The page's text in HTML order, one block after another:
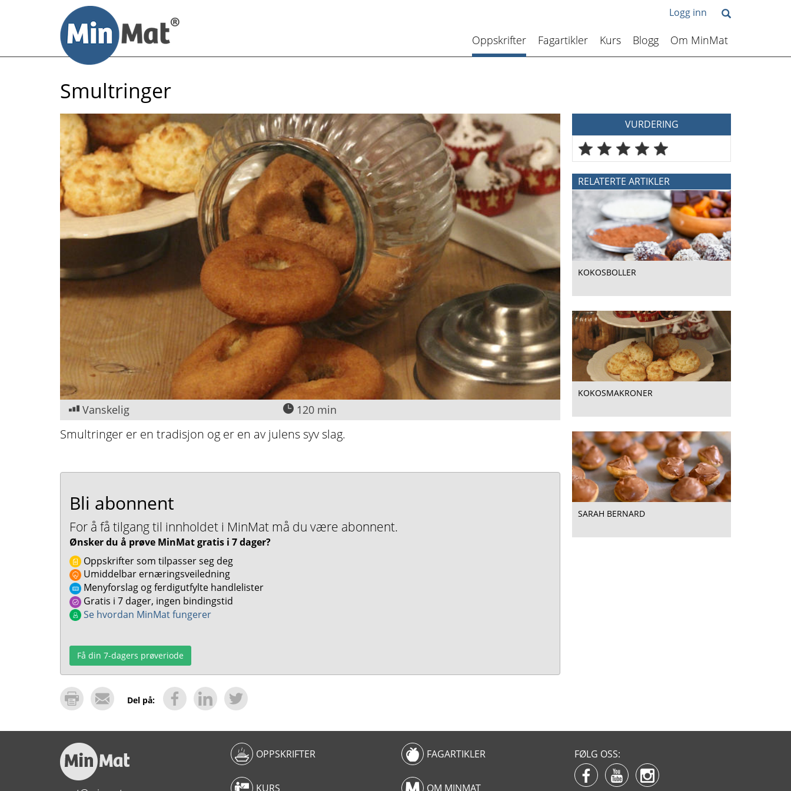
Logg inn
Oppskrifter Fagartikler Kurs Blogg Om MinMat
Smultringer
Vanskelig 120 min
Smultringer er en tradisjon og er en av julens syv slag.
Bli abonnent
For å få tilgang til innholdet i MinMat må du være abonnent.
Ønsker du å prøve MinMat gratis i 7 dager?
Oppskrifter som tilpasser seg deg
Umiddelbar ernæringsveiledning
Menyforslag og ferdigutfylte handlelister
Gratis i 7 dager, ingen bindingstid
Se hvordan MinMat fungerer
Få din 7-dagers prøveriode
Del på:
VURDERING
RELATERTE ARTIKLER
KOKOSBOLLER
KOKOSMAKRONER
SARAH BERNARD
OPPSKRIFTER FAGARTIKLER
KURS OM MINMAT
FØLG OSS: